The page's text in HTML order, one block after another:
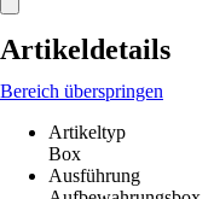
Artikeldetails
Bereich überspringen
Artikeltyp
Box
Ausführung